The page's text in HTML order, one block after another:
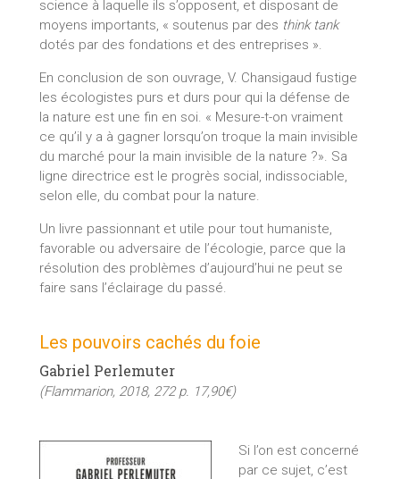
science à laquelle ils s’opposent, et disposant de
moyens importants, « soutenus par des think tank
dotés par des fondations et des entreprises ».
En conclusion de son ouvrage, V. Chansigaud fustige
les écologistes purs et durs pour qui la défense de
la nature est une fin en soi. « Mesure-t-on vraiment
ce qu’il y a à gagner lorsqu’on troque la main invisible
du marché pour la main invisible de la nature ?». Sa
ligne directrice est le progrès social, indissociable,
selon elle, du combat pour la nature.
Un livre passionnant et utile pour tout humaniste,
favorable ou adversaire de l’écologie, parce que la
résolution des problèmes d’aujourd’hui ne peut se
faire sans l’éclairage du passé.
Les pouvoirs cachés du foie
Gabriel Perlemuter
(Flammarion, 2018, 272 p. 17,90€)
Si l’on est concerné
par ce sujet, c’est